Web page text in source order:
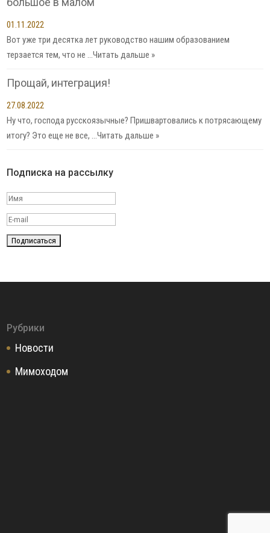
01.11.2022
Вот уже три десятка лет руководство нашим образованием
терзается тем, что не …Читать дальше »
Прощай, интеграция!
27.08.2022
Ну что, господа русскоязычные? Пришвартовались к потрясающему
итогу? Это еще не все, …Читать дальше »
Подписка на рассылку
Рубрики
Новости
Мимоходом